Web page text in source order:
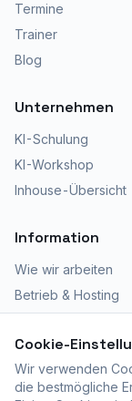
Cookie-
Wir verwenden
die bestmögliche
Termine
Trainer
Blog
Unternehmen
KI-Schulung
KI-Workshop
Inhouse-Übersicht
Information
Wie wir arbeiten
Betrieb & Hosting
Zertifizierte
Fragen? 052 366